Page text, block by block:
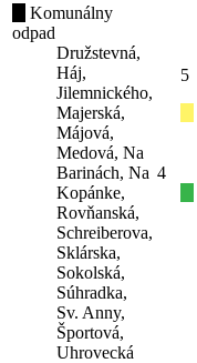
Komunálny
odpad
Družstevná,
Háj,
Jilemnického,
Majerská,
Májová,
Medová, Na
Barinách, Na
Kopánke,
Rovňanská,
Schreiberova,
Sklárska,
Sokolská,
Súhradka,
Sv. Anny,
Športová,
Uhrovecká
4
5